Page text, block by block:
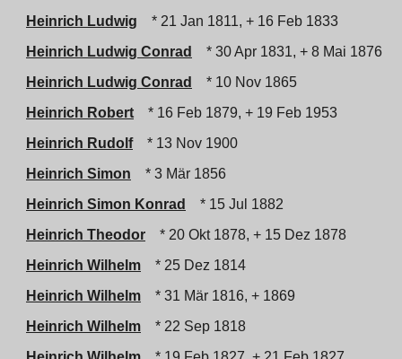
Heinrich Ludwig
* 21 Jan 1811, + 16 Feb 1833
Heinrich Ludwig Conrad
* 30 Apr 1831, + 8 Mai 1876
Heinrich Ludwig Conrad
* 10 Nov 1865
Heinrich Robert
* 16 Feb 1879, + 19 Feb 1953
Heinrich Rudolf
* 13 Nov 1900
Heinrich Simon
* 3 Mär 1856
Heinrich Simon Konrad
* 15 Jul 1882
Heinrich Theodor
* 20 Okt 1878, + 15 Dez 1878
Heinrich Wilhelm
* 25 Dez 1814
Heinrich Wilhelm
* 31 Mär 1816, + 1869
Heinrich Wilhelm
* 22 Sep 1818